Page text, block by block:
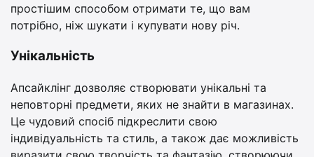
простішим способом отримати те, що вам
потрібно, ніж шукати і купувати нову річ.
Унікальність
Апсайклінг дозволяє створювати унікальні та
неповторні предмети, яких не знайти в магазинах.
Це чудовий спосіб підкреслити свою
індивідуальність та стиль, а також дає можливість